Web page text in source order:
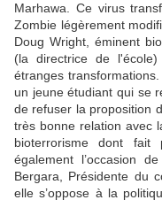
Marhawa. Ce virus
Zombie légèrement
Doug Wright, éminent
(la directrice de
étranges
un jeune étudiant qui se
de refuser la proposition
très bonne relation avec
bioterrorisme dont
également l’occasion
Bergara, Présidente du
elle s’oppose à la